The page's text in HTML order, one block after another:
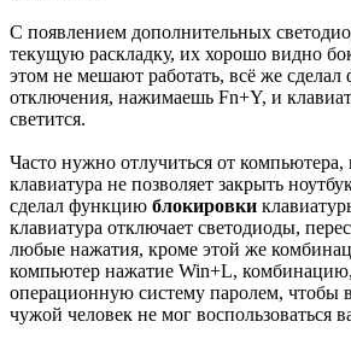
С появлением дополнительных
текущую раскладку, их хорошо видно
этом не мешают работать, всё же
отключения, нажимаешь Fn+Y, и
светится.
Часто нужно отлучиться от компьютера,
клавиатура не позволяет закрыть
сделал функцию блокировки
клавиатура отключает светодиоды,
любые нажатия, кроме этой же
компьютер нажатие Win+L, комбинацию,
операционную систему паролем, чтобы
чужой человек не мог воспользоваться